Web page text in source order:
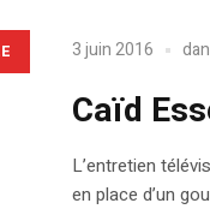
3 juin 2016
Caïd
L’entretien
en place d’un